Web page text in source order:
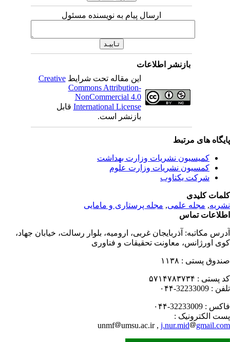
ارسال پیام به نویسنده مسئول
بازنشر اطلاعات
این مقاله تحت شرایطCreative
Commons Attribution-
NonCommercial 4.0
International Licenseقابل
بازنشر است.
های مرتبط
کمیسیون نشریات وزارت بهداشت
کمسیون نشریات وزارت علوم
شرکت یکتاوب
کلیدی
,مجله علمی, مجله پرستاری و مامایی
تماس
مکاتبه:آذربایجان غربی، ارومیه، بلوار رسالت، خیابان جهاد،
اورژانس، معاونت تحقیقات و فناوری
پستی : ۱۱۳۸
پستی : ۵۷۱۴۷۸۳۷۳۴
: 32233009-۰۴۴
: 32233009-۰۴۴
الکترونیک :
unmf
umsu.ac.ir ,j.nur.mid